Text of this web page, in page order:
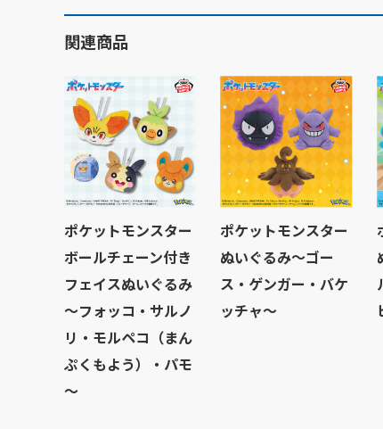
関連商品
ポケットモンスター
ボールチェーン付き
フェイスぬいぐるみ
～フォッコ・サルノ
リ・モルペコ（まん
ぷくもよう）・パモ
～
ポケットモンスター
ぬいぐるみ～ゴー
ス・ゲンガー・バケ
ッチャ～